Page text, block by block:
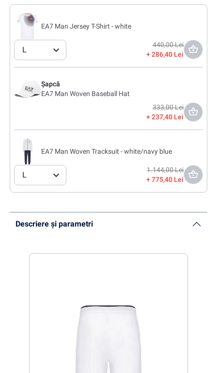
EA7 Man Jersey T-Shirt - white
L
440,00 Lei
286,40 Lei
Șapcă
EA7 Man Woven Baseball Hat
333,00 Lei
237,40 Lei
EA7 Man Woven Tracksuit - white/navy blue
L
1.144,00 Lei
775,40 Lei
Descriere și parametri